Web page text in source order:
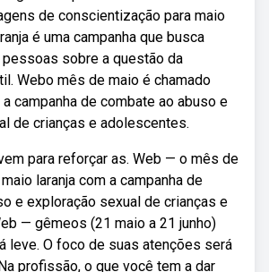
de conscientização para maio
é uma campanha que busca
sobre a questão da
Webo mês de maio é chamado
campanha de combate ao abuso e
de crianças e adolescentes.
para reforçar as. Web — o mês de
laranja com a campanha de
e exploração sexual de crianças e
— gêmeos (21 maio a 21 junho)
leve. O foco de suas atenções será
profissão, o que você tem a dar